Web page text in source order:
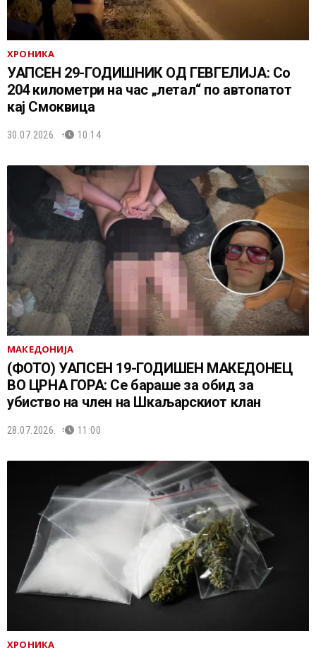
ХРОНИКА
УАПСЕН 29-ГОДИШНИК ОД ГЕВГЕЛИЈА: Со
204 километри на час „летал“ по автопатот
кај Смоквица
30.07.2026. 10:14
МАКЕДОНИЈА
(ФОТО) УАПСЕН 19-ГОДИШЕН МАКЕДОНЕЦ
ВО ЦРНА ГОРА: Се бараше за обид за
убиство на член на Шкаљарскиот клан
28.07.2026. 11:00
ХРОНИКА